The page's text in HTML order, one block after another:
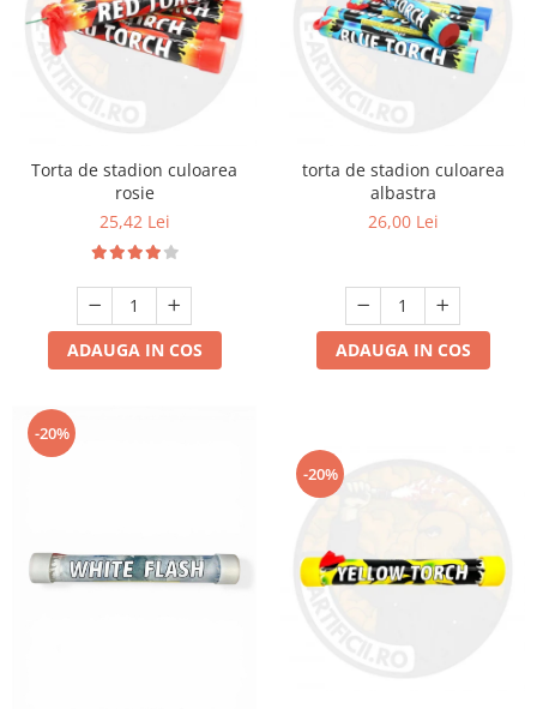
Torta de stadion culoarea
rosie
25,42 Lei
ADAUGA IN COS
torta de stadion culoarea
albastra
26,00 Lei
ADAUGA IN COS
-20%
-20%